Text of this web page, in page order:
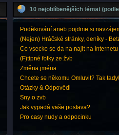
10 nejoblíbenějších témat
Poděkování aneb pojdme si
(Nejen) Hráčské stránky, deníky -
Co vsecko se da na najit na internetu
(F)tipné fotky ze žvb
Změna jména
Chcete se někomu Omluvit? Tak
Otázky & Odpovědi
Sny o zvb
Jak vypadá vaše postava?
Pro casy nudy a odpocinku